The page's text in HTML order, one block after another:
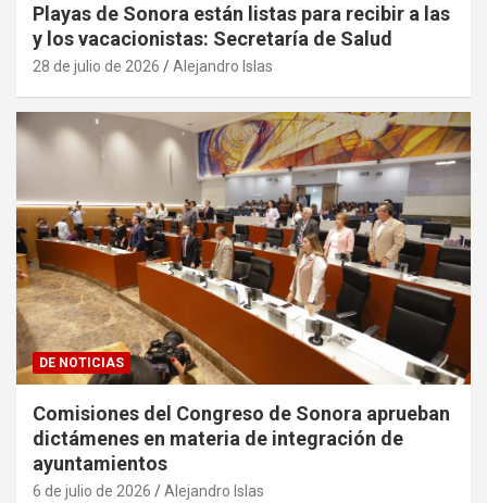
Playas de Sonora están listas para recibir a las
y los vacacionistas: Secretaría de Salud
28 de julio de 2026 Alejandro Islas
DE NOTICIAS
Comisiones del Congreso de Sonora aprueban
dictámenes en materia de integración de
ayuntamientos
6 de julio de 2026 Alejandro Islas